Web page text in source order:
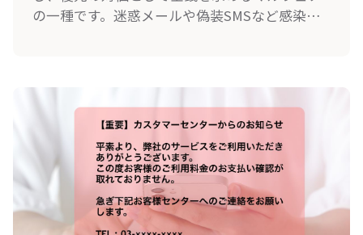
の一種です。迷惑メールや偽装SMSなど感染経